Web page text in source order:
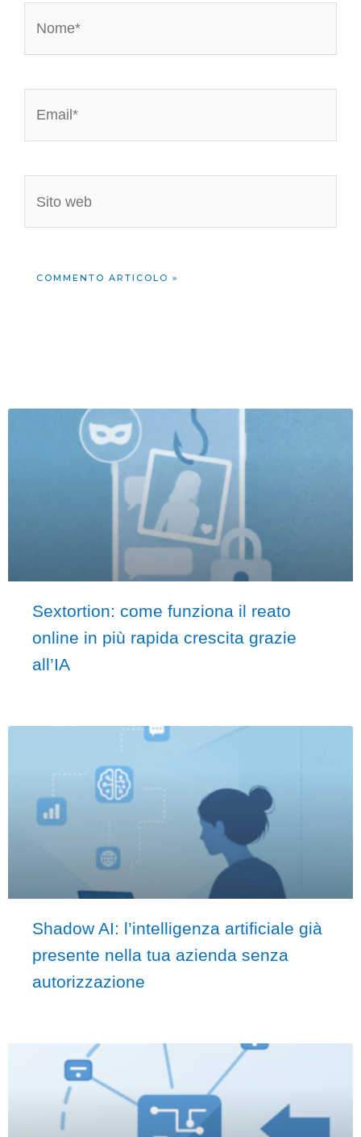
Sextortion: come funziona il reato
online in più rapida crescita grazie
all’IA
Shadow AI: l’intelligenza artificiale già
presente nella tua azienda senza
autorizzazione